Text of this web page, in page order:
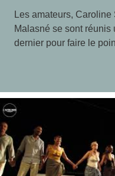
Les amateurs,
Malasné se sont
dernier pour faire le